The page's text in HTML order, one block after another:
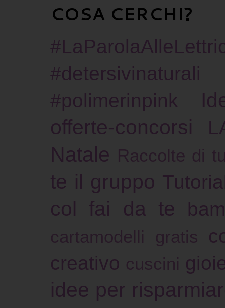
COSA CERCHI?
#detersivinaturali
#polimerinpink
offerte-concorsi
Natale Raccolte di
te il gruppo
col fai da te
cartamodelli gratis
creativo cuscini
idee per